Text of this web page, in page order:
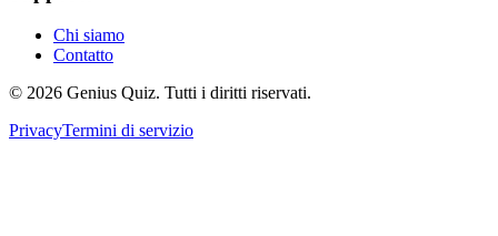
Chi siamo
Contatto
© 2026 Genius Quiz. Tutti i diritti riservati.
PrivacyTermini di servizio